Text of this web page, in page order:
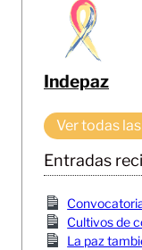
Indepaz
Ver todas
Entradas
Cultivos de
La paz